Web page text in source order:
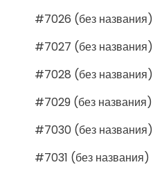
#7026 (без названия)
#7027 (без названия)
#7028 (без названия)
#7029 (без названия)
#7030 (без названия)
#7031 (без названия)